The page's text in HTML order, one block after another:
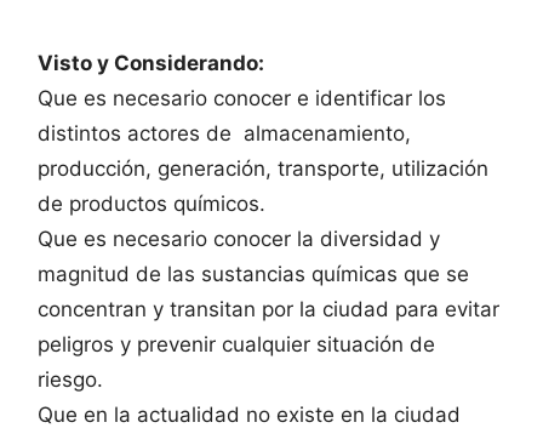
Visto y Considerando:
Que es necesario conocer e identificar los
distintos actores de almacenamiento,
producción, generación, transporte, utilización
de productos químicos.
Que es necesario conocer la diversidad y
magnitud de las sustancias químicas que se
concentran y transitan por la ciudad para evitar
peligros y prevenir cualquier situación de
riesgo.
Que en la actualidad no existe en la ciudad